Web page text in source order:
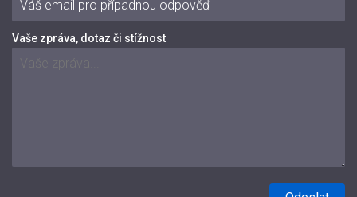
Vaše zpráva, dotaz či stížnost